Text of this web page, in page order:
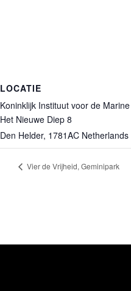
LOCATIE
Koninklijk Instituut voor de Marine
Het Nieuwe Diep 8
Den Helder, 1781AC Netherlands
Vier de Vrijheid, Geminipark